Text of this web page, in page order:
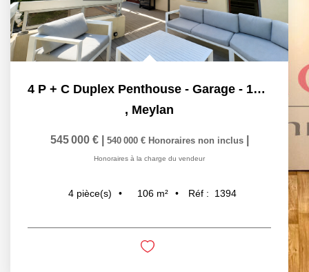
4 P + C Duplex Penthouse - Garage - 106 m²
, Meylan
545 000 € 540 000 € Honoraires non inclus
Honoraires à la charge du vendeur
4 pièce(s) 106 m² Réf : 1394